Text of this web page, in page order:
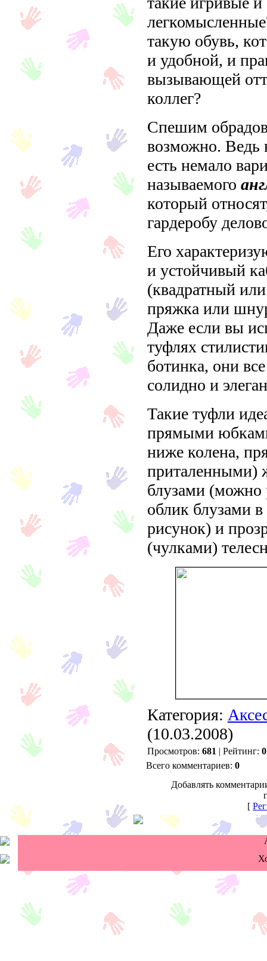
такую обувь,
и удобной, и
вызывающей
коллег?
Спешим
возможно. Ведь
есть немало
называемого
который
гардеробу
Его
и устойчивый
(квадратный
пряжка или
Даже если вы
туфлях
ботинка, они
солидно и
Такие туфли
прямыми
ниже колена,
приталенными)
блузами (можно
облик блузами
рисунок) и
(чулками)
Категория:
(10.03.2008)
Просмотров: 681 | Рейтинг:
Всего комментариев: 0
Добавлять
[